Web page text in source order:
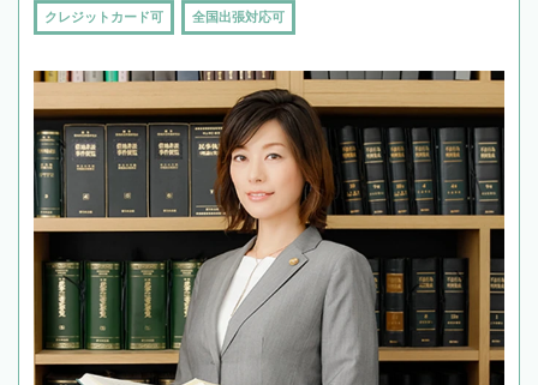
クレジットカード可 全国出張対応可